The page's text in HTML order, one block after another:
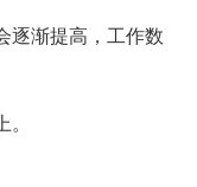
逐渐提高，工作数